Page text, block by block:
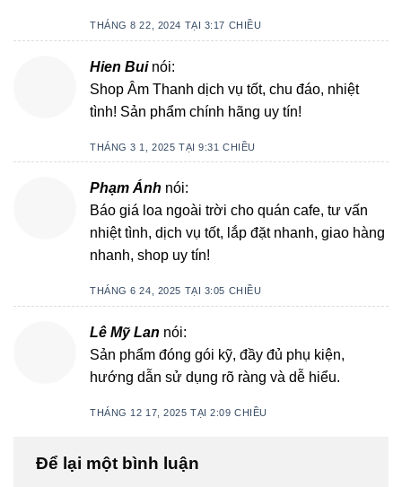
THÁNG 8 22, 2024 TẠI 3:17 CHIỀU
Hien Bui nói:
Shop Âm Thanh dịch vụ tốt, chu đáo, nhiệt
tình! Sản phẩm chính hãng uy tín!
THÁNG 3 1, 2025 TẠI 9:31 CHIỀU
Phạm Ánh nói:
Báo giá loa ngoài trời cho quán cafe, tư vấn
nhiệt tình, dịch vụ tốt, lắp đặt nhanh, giao hàng
nhanh, shop uy tín!
THÁNG 6 24, 2025 TẠI 3:05 CHIỀU
Lê Mỹ Lan nói:
Sản phẩm đóng gói kỹ, đầy đủ phụ kiện,
hướng dẫn sử dụng rõ ràng và dễ hiểu.
THÁNG 12 17, 2025 TẠI 2:09 CHIỀU
Để lại một bình luận